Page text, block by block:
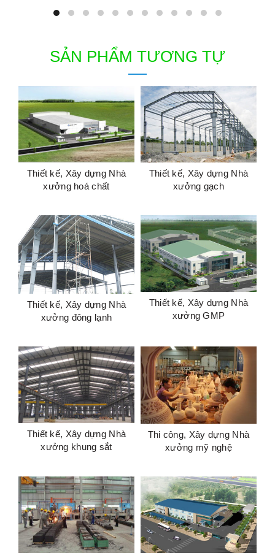
SẢN PHẨM TƯƠNG TỰ
Thiết kế, Xây dựng Nhà
xưởng hoá chất
Thiết kế, Xây dựng Nhà
xưởng gạch
Thiết kế, Xây dựng Nhà
xưởng đông lạnh
Thiết kế, Xây dựng Nhà
xưởng GMP
Thiết kế, Xây dựng Nhà
xưởng khung sắt
Thi công, Xây dựng Nhà
xưởng mỹ nghệ